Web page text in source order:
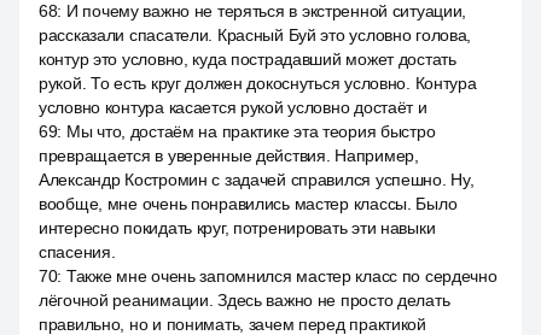
68: И почему важно не теряться в экстренной ситуации,
рассказали спасатели. Красный Буй это условно голова,
контур это условно, куда пострадавший может достать
рукой. То есть круг должен докоснуться условно. Контура
условно контура касается рукой условно достаёт и
69: Мы что, достаём на практике эта теория быстро
превращается в уверенные действия. Например,
Александр Костромин с задачей справился успешно. Ну,
вообще, мне очень понравились мастер классы. Было
интересно покидать круг, потренировать эти навыки
спасения.
70: Также мне очень запомнился мастер класс по сердечно
лёгочной реанимации. Здесь важно не просто делать
правильно, но и понимать, зачем перед практикой